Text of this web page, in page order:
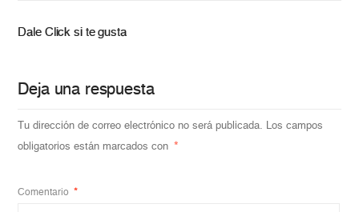
Dale Click si te gusta
Deja una respuesta
Tu dirección de correo electrónico no será publicada. Los campos
obligatorios están marcados con *
Comentario *